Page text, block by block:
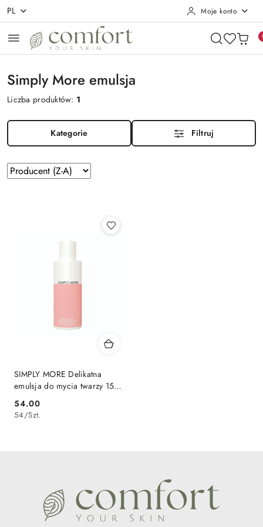
Przejdź do treści głównej
Przejdź do wyszukiwarki
Przejdź do moje konto
Przejdź do menu głównego
Przejdź do stopki
PL Moje konto
Simply More emulsja
Liczba produktów: 1
Kategorie Filtruj
Zastosowano
sortowanie:
Sortuj
według
SIMPLY MORE Delikatna
emulsja do mycia twarzy 150
ml
Cena:
54.00
54/Szt.